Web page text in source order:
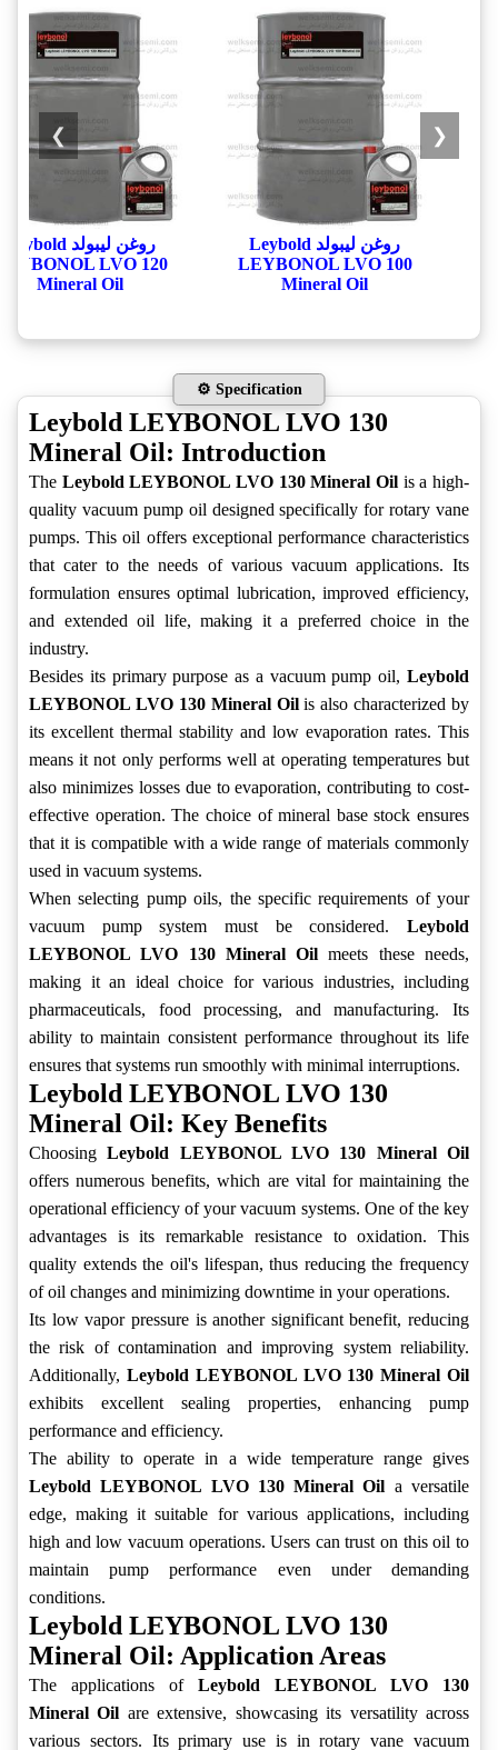
روغن لیبولد Leybold
LEYBONOL LVO 100
Mineral Oil
روغن لیبولد Leybold
LVO 120
Mineral Oil
❮
❯
⚙️ Specification
Leybold LEYBONOL LVO 130
Mineral Oil: Introduction
The Leybold LEYBONOL LVO 130 Mineral Oil is a high-
quality vacuum pump oil designed specifically for rotary vane
pumps. This oil offers exceptional performance characteristics
that cater to the needs of various vacuum applications. Its
formulation ensures optimal lubrication, improved efficiency,
and extended oil life, making it a preferred choice in the
industry.
Besides its primary purpose as a vacuum pump oil, Leybold
LEYBONOL LVO 130 Mineral Oilis also characterized by
its excellent thermal stability and low evaporation rates. This
means it not only performs well at operating temperatures but
also minimizes losses due to evaporation, contributing to cost-
effective operation. The choice of mineral base stock ensures
that it is compatible with a wide range of materials commonly
used in vacuum systems.
When selecting pump oils, the specific requirements of your
vacuum pump system must be considered. Leybold
LEYBONOL LVO 130 Mineral Oil meets these needs,
making it an ideal choice for various industries, including
pharmaceuticals, food processing, and manufacturing. Its
ability to maintain consistent performance throughout its life
ensures that systems run smoothly with minimal interruptions.
Leybold LEYBONOL LVO 130
Mineral Oil: Key Benefits
ChoosingLeybold LEYBONOL LVO 130 Mineral Oil
offers numerous benefits, which are vital for maintaining the
operational efficiency of your vacuum systems. One of the key
advantages is its remarkable resistance to oxidation. This
quality extends the oil's lifespan, thus reducing the frequency
of oil changes and minimizing downtime in your operations.
Its low vapor pressure is another significant benefit, reducing
the risk of contamination and improving system reliability.
Additionally, Leybold LEYBONOL LVO 130 Mineral Oil
exhibits excellent sealing properties, enhancing pump
performance and efficiency.
The ability to operate in a wide temperature range gives
Leybold LEYBONOL LVO 130 Mineral Oil a versatile
edge, making it suitable for various applications, including
high and low vacuum operations. Users can trust on this oil to
maintain pump performance even under demanding
conditions.
Leybold LEYBONOL LVO 130
Mineral Oil: Application Areas
The applications of Leybold LEYBONOL LVO 130
Mineral Oil are extensive, showcasing its versatility across
various sectors. Its primary use is in rotary vane vacuum